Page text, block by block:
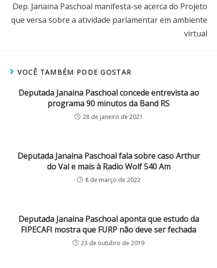
Dep. Janaina Paschoal manifesta-se acerca do Projeto
que versa sobre a atividade parlamentar em ambiente
virtual
VOCÊ TAMBÉM PODE GOSTAR
Deputada Janaina Paschoal concede entrevista ao
programa 90 minutos da Band RS
28 de janeiro de 2021
Deputada Janaina Paschoal fala sobre caso Arthur
do Val e mais à Radio Wolf 540 Am
8 de março de 2022
Deputada Janaina Paschoal aponta que estudo da
FIPECAFI mostra que FURP não deve ser fechada
23 de outubro de 2019